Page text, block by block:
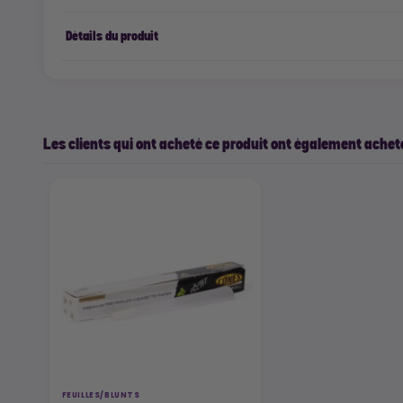
Détails du produit
Les clients qui ont acheté ce produit ont également
FEUILLES/BLUNTS